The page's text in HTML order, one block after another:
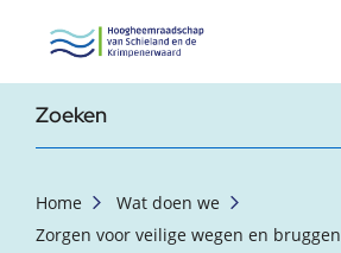
, startpagina
Zoekterm
Home
Wat doen we
Zorgen voor veilige wegen en bruggen